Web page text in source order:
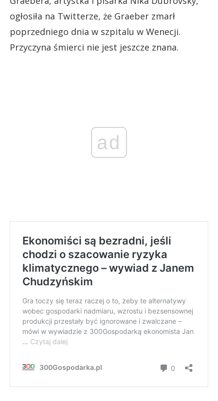
ogłosiła na Twitterze, że Graeber zmarł
poprzedniego dnia w szpitalu w Wenecji.
Przyczyna śmierci nie jest jeszcze znana.
ad